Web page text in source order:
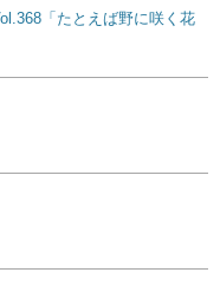
「たとえば野に咲く花